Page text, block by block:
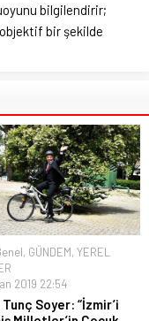
bilgilendirir;
bir şekilde
, GÜNDEM, YEREL
2019 22:54
Soyer: “İzmir’i